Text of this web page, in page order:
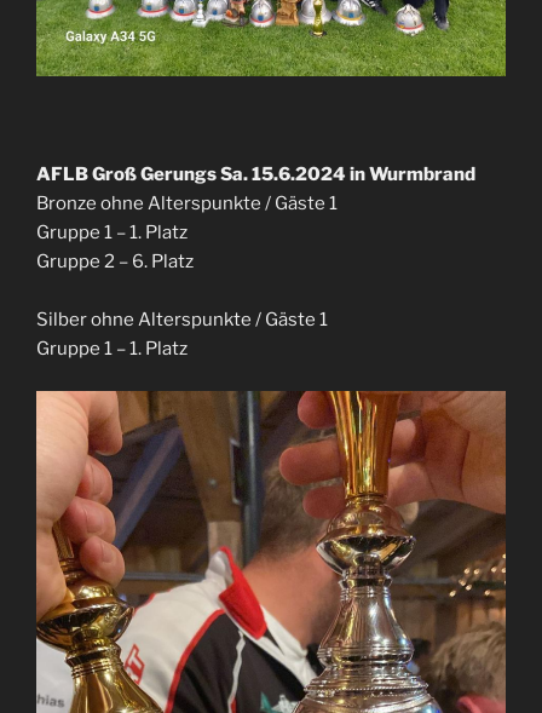
AFLB Groß Gerungs Sa. 15.6.2024 in Wurmbrand
Bronze ohne Alterspunkte / Gäste 1
Gruppe 1 – 1. Platz
Gruppe 2 – 6. Platz
Silber ohne Alterspunkte / Gäste 1
Gruppe 1 – 1. Platz